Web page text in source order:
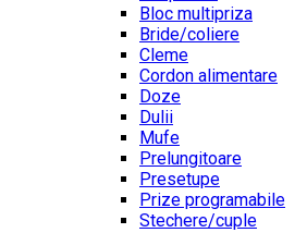
Bloc multipriza
Bride/coliere
Cleme
Cordon alimentare
Doze
Dulii
Mufe
Prelungitoare
Presetupe
Prize programabile
Stechere/cuple